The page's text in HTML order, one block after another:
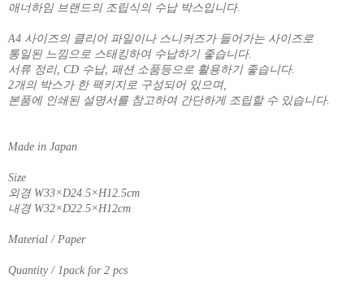
애너하임 브랜드의 조립식의 수납 박스입니다.
A4 사이즈의 클리어 파일이나 스니커즈가 들어가는 사이즈로
통일된 느낌으로 스태킹하여 수납하기 좋습니다.
서류 정리, CD 수납, 패션 소품등으로 활용하기 좋습니다.
2개의 박스가 한 팩키지로 구성되어 있으며,
본품에 인쇄된 설명서를 참고하여 간단하게 조립할 수 있습니다.
Made in Japan
Size
외경 W33×D24.5×H12.5cm
내경 W32×D22.5×H12cm
Material / Paper
Quantity / 1pack for 2 pcs